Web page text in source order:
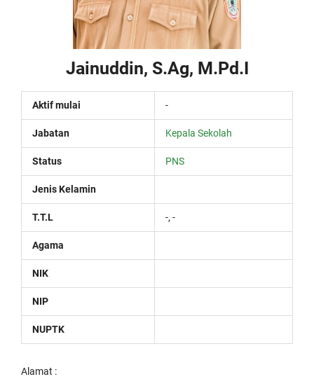
Jainuddin, S.Ag, M.Pd.I
Aktif mulai -
Jabatan Kepala Sekolah
Status PNS
Jenis Kelamin
T.T.L -, -
Agama
NIK
NIP
NUPTK
Alamat :